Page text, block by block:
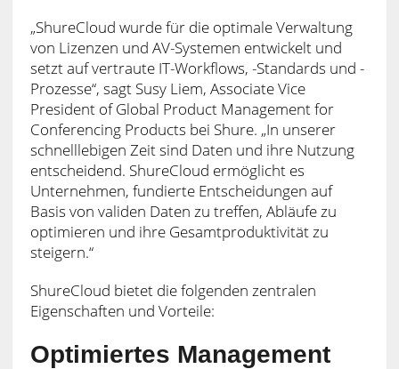
„ShureCloud wurde für die optimale Verwaltung
von Lizenzen und AV-Systemen entwickelt und
setzt auf vertraute IT-Workflows, -Standards und -
Prozesse“, sagt Susy Liem, Associate Vice
President of Global Product Management for
Conferencing Products bei Shure. „In unserer
schnelllebigen Zeit sind Daten und ihre Nutzung
entscheidend. ShureCloud ermöglicht es
Unternehmen, fundierte Entscheidungen auf
Basis von validen Daten zu treffen, Abläufe zu
optimieren und ihre Gesamtproduktivität zu
steigern.“
ShureCloud bietet die folgenden zentralen
Eigenschaften und Vorteile:
Optimiertes Management